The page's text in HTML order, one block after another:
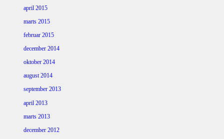
april 2015
marts 2015
februar 2015
december 2014
oktober 2014
august 2014
september 2013
april 2013
marts 2013
december 2012